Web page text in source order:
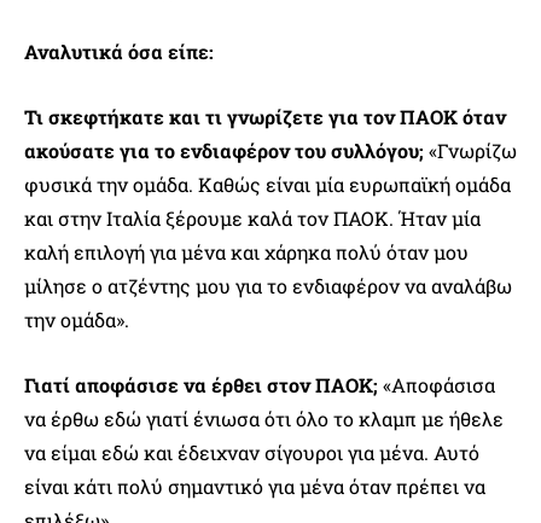
Αναλυτικά όσα είπε:
Τι σκεφτήκατε και τι γνωρίζετε για τον ΠΑΟΚ όταν
ακούσατε για το ενδιαφέρον του συλλόγου; «Γνωρίζω
φυσικά την ομάδα. Καθώς είναι μία ευρωπαϊκή ομάδα
και στην Ιταλία ξέρουμε καλά τον ΠΑΟΚ. Ήταν μία
καλή επιλογή για μένα και χάρηκα πολύ όταν μου
μίλησε ο ατζέντης μου για το ενδιαφέρον να αναλάβω
την ομάδα».
Γιατί αποφάσισε να έρθει στον ΠΑΟΚ; «Αποφάσισα
να έρθω εδώ γιατί ένιωσα ότι όλο το κλαμπ με ήθελε
να είμαι εδώ και έδειχναν σίγουροι για μένα. Αυτό
είναι κάτι πολύ σημαντικό για μένα όταν πρέπει να